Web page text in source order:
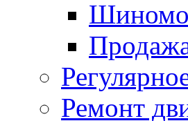
Ремонт